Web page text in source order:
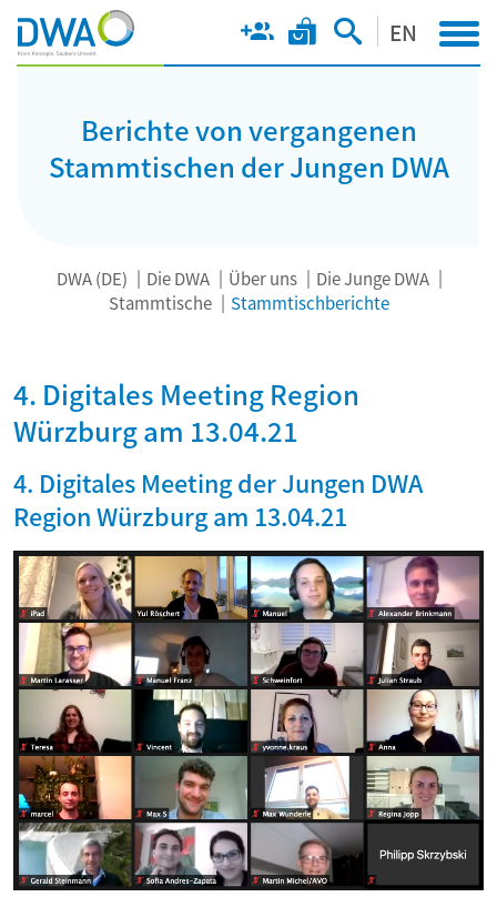
EN
Berichte von vergangenen
Stammtischen der Jungen DWA
DWA (DE) Die DWA Über uns
Die Junge DWA
Stammtische
Stammtischberichte
4. Digitales Meeting Region
Würzburg am 13.04.21
4. Digitales Meeting der Jungen DWA
Region Würzburg am 13.04.21